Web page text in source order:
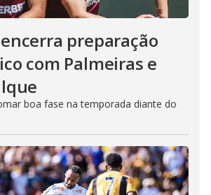
preparação
com Palmeiras e
boa fase na temporada diante do